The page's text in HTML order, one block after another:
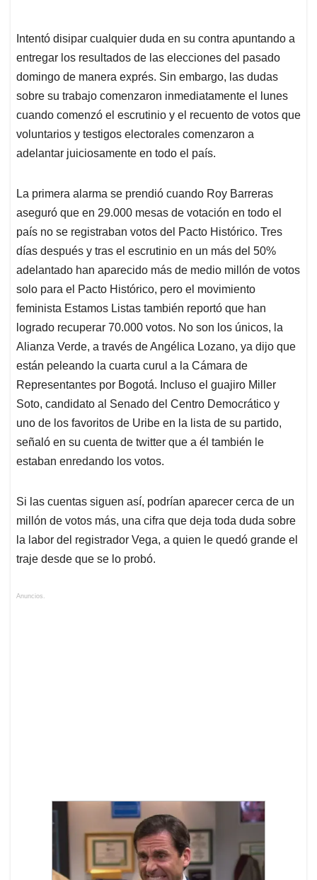
Intentó disipar cualquier duda en su contra apuntando a
entregar los resultados de las elecciones del pasado
domingo de manera exprés. Sin embargo, las dudas
sobre su trabajo comenzaron inmediatamente el lunes
cuando comenzó el escrutinio y el recuento de votos que
voluntarios y testigos electorales comenzaron a
adelantar juiciosamente en todo el país.
La primera alarma se prendió cuando Roy Barreras
aseguró que en 29.000 mesas de votación en todo el
país no se registraban votos del Pacto Histórico. Tres
días después y tras el escrutinio en un más del 50%
adelantado han aparecido más de medio millón de votos
solo para el Pacto Histórico, pero el movimiento
feminista Estamos Listas también reportó que han
logrado recuperar 70.000 votos. No son los únicos, la
Alianza Verde, a través de Angélica Lozano, ya dijo que
están peleando la cuarta curul a la Cámara de
Representantes por Bogotá. Incluso el guajiro Miller
Soto, candidato al Senado del Centro Democrático y
uno de los favoritos de Uribe en la lista de su partido,
señaló en su cuenta de twitter que a él también le
estaban enredando los votos.
Si las cuentas siguen así, podrían aparecer cerca de un
millón de votos más, una cifra que deja toda duda sobre
la labor del registrador Vega, a quien le quedó grande el
traje desde que se lo probó.
Anuncios.